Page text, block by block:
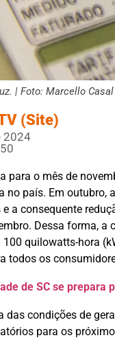
| Foto: Marcello
(Site)
2024
para o mês de
no país. Em
a consequente
Dessa forma, a
quilowatts-hora
todos os
de SC se prepara
das condições de
para os